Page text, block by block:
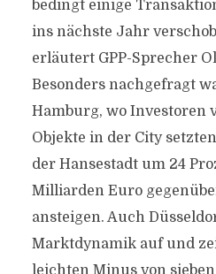
bedingt einige
ins nächste Jahr
erläutert GPP-Sprecher
Besonders nachgefragt
Hamburg, wo Investoren
Objekte in der City
der Hansestadt um 24
Milliarden Euro
ansteigen. Auch
Marktdynamik auf und
leichten Minus von